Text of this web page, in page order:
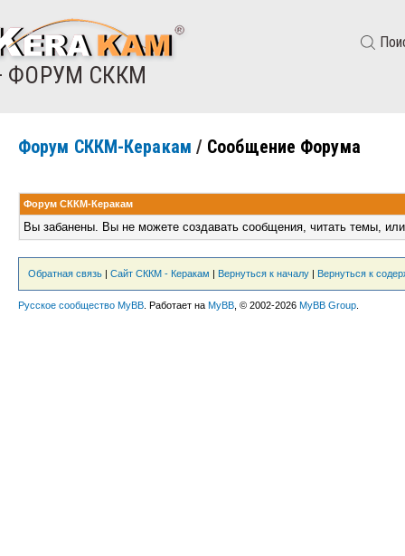
ФОРУМ СККМ
Форум СККМ-Керакам / Сообщение Форума
Форум СККМ-Керакам
Вы забанены. Вы не можете создавать сообщения, читать темы,
Обратная связь | Сайт СККМ - Керакам | Вернуться к началу | Вернуться к
Русское сообщество MyBB . Работает на MyBB , © 2002-2026 MyBB Group